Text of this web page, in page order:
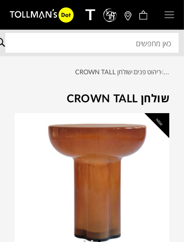
... ריהוט פנים שולחן CROWN TALL
שולחן CROWN TALL
NEW